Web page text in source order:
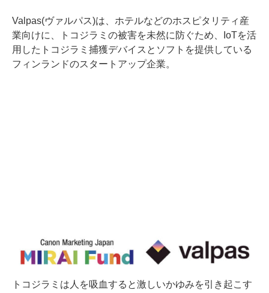
Valpas(ヴァルパス)は、ホテルなどのホスピタリティ産
業向けに、トコジラミの被害を未然に防ぐため、IoTを活
用したトコジラミ捕獲デバイスとソフトを提供している
フィンランドのスタートアップ企業。
トコジラミは人を吸血すると激しいかゆみを引き起こす